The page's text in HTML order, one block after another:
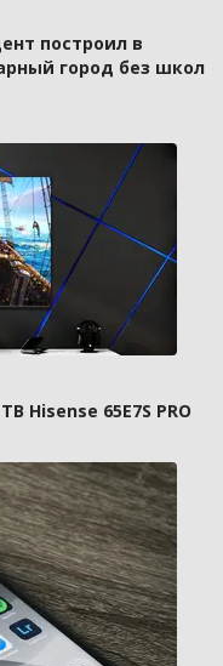
построил в
город без школ
Hisense 65E7S PRO